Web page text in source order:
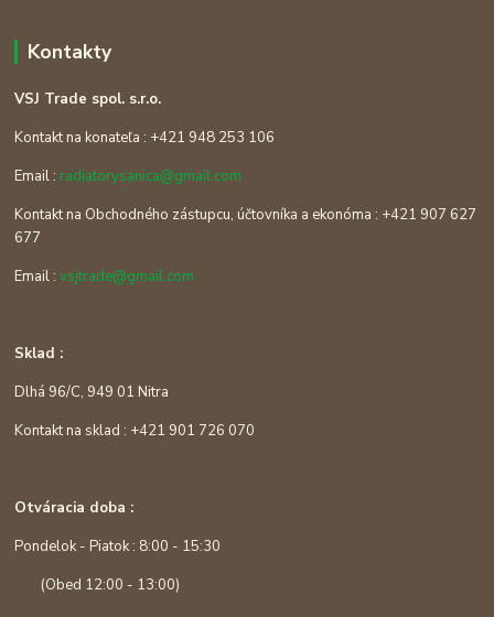
Kontakty
VSJ Trade spol. s.r.o.
Kontakt na konateľa : +421 948 253 106
Email : radiatorysanica@gmail.com
Kontakt na Obchodného zástupcu, účtovníka a ekonóma : +421 907 627
677
Email :vsjtrade@gmail.com
Sklad :
Dlhá 96/C, 949 01 Nitra
Kontakt na sklad : +421 901 726 070
Otváracia doba :
Pondelok - Piatok : 8:00 - 15:30
(Obed 12:00 - 13:00)